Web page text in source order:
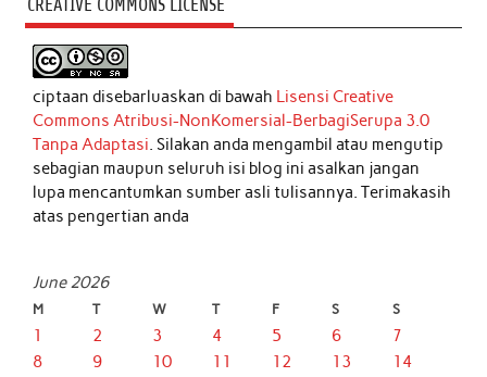
CREATIVE COMMONS LICENSE
ciptaan disebarluaskan di bawah Lisensi Creative
Commons Atribusi-NonKomersial-BerbagiSerupa 3.0
Tanpa Adaptasi. Silakan anda mengambil atau mengutip
sebagian maupun seluruh isi blog ini asalkan jangan
lupa mencantumkan sumber asli tulisannya. Terimakasih
atas pengertian anda
June 2026
M T W T F S S
1 2 3 4 5 6
7
8
9 10 11 12 13
14